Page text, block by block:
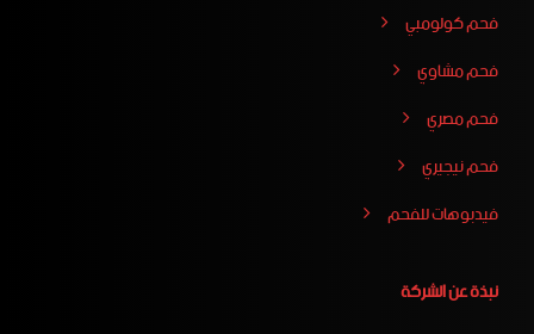
فحم كولومبي
فحم مشاوي
فحم مصري
فحم نيجيري
فيدبوهات للفحم
نبذة عن الشركة